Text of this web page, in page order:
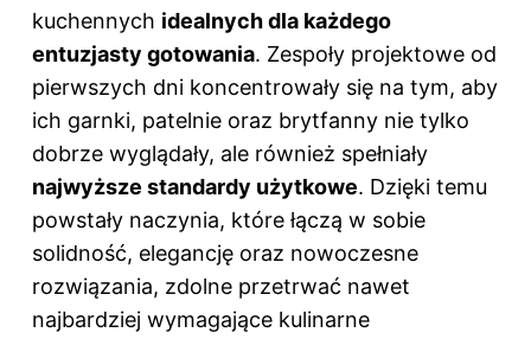
kuchennych idealnych dla każdego
entuzjasty gotowania. Zespoły projektowe od
pierwszych dni koncentrowały się na tym, aby
ich garnki, patelnie oraz brytfanny nie tylko
dobrze wyglądały, ale również spełniały
najwyższe standardy użytkowe. Dzięki temu
powstały naczynia, które łączą w sobie
solidność, elegancję oraz nowoczesne
rozwiązania, zdolne przetrwać nawet
najbardziej wymagające kulinarne